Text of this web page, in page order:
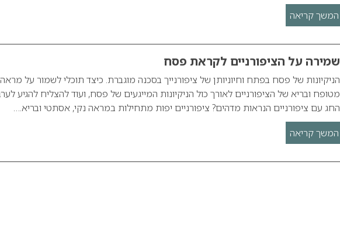
המשך קריאה
שמירה על הציפורניים לקראת פסח
הניקיונות של פסח בפתח וחיוניותן של ציפורנייך בסכנה מוגברת. כיצד תוכלי לשמור על מראה
מטופח ובריא של הציפורניים לאורך כול הניקיונות המייגעים של פסח, ועוד להצליח להגיע
החג עם ציפורניים הנראות מדהים? ציפורניים יפות מתחילות במראה נקי, אסתטי ובריא.…
המשך קריאה